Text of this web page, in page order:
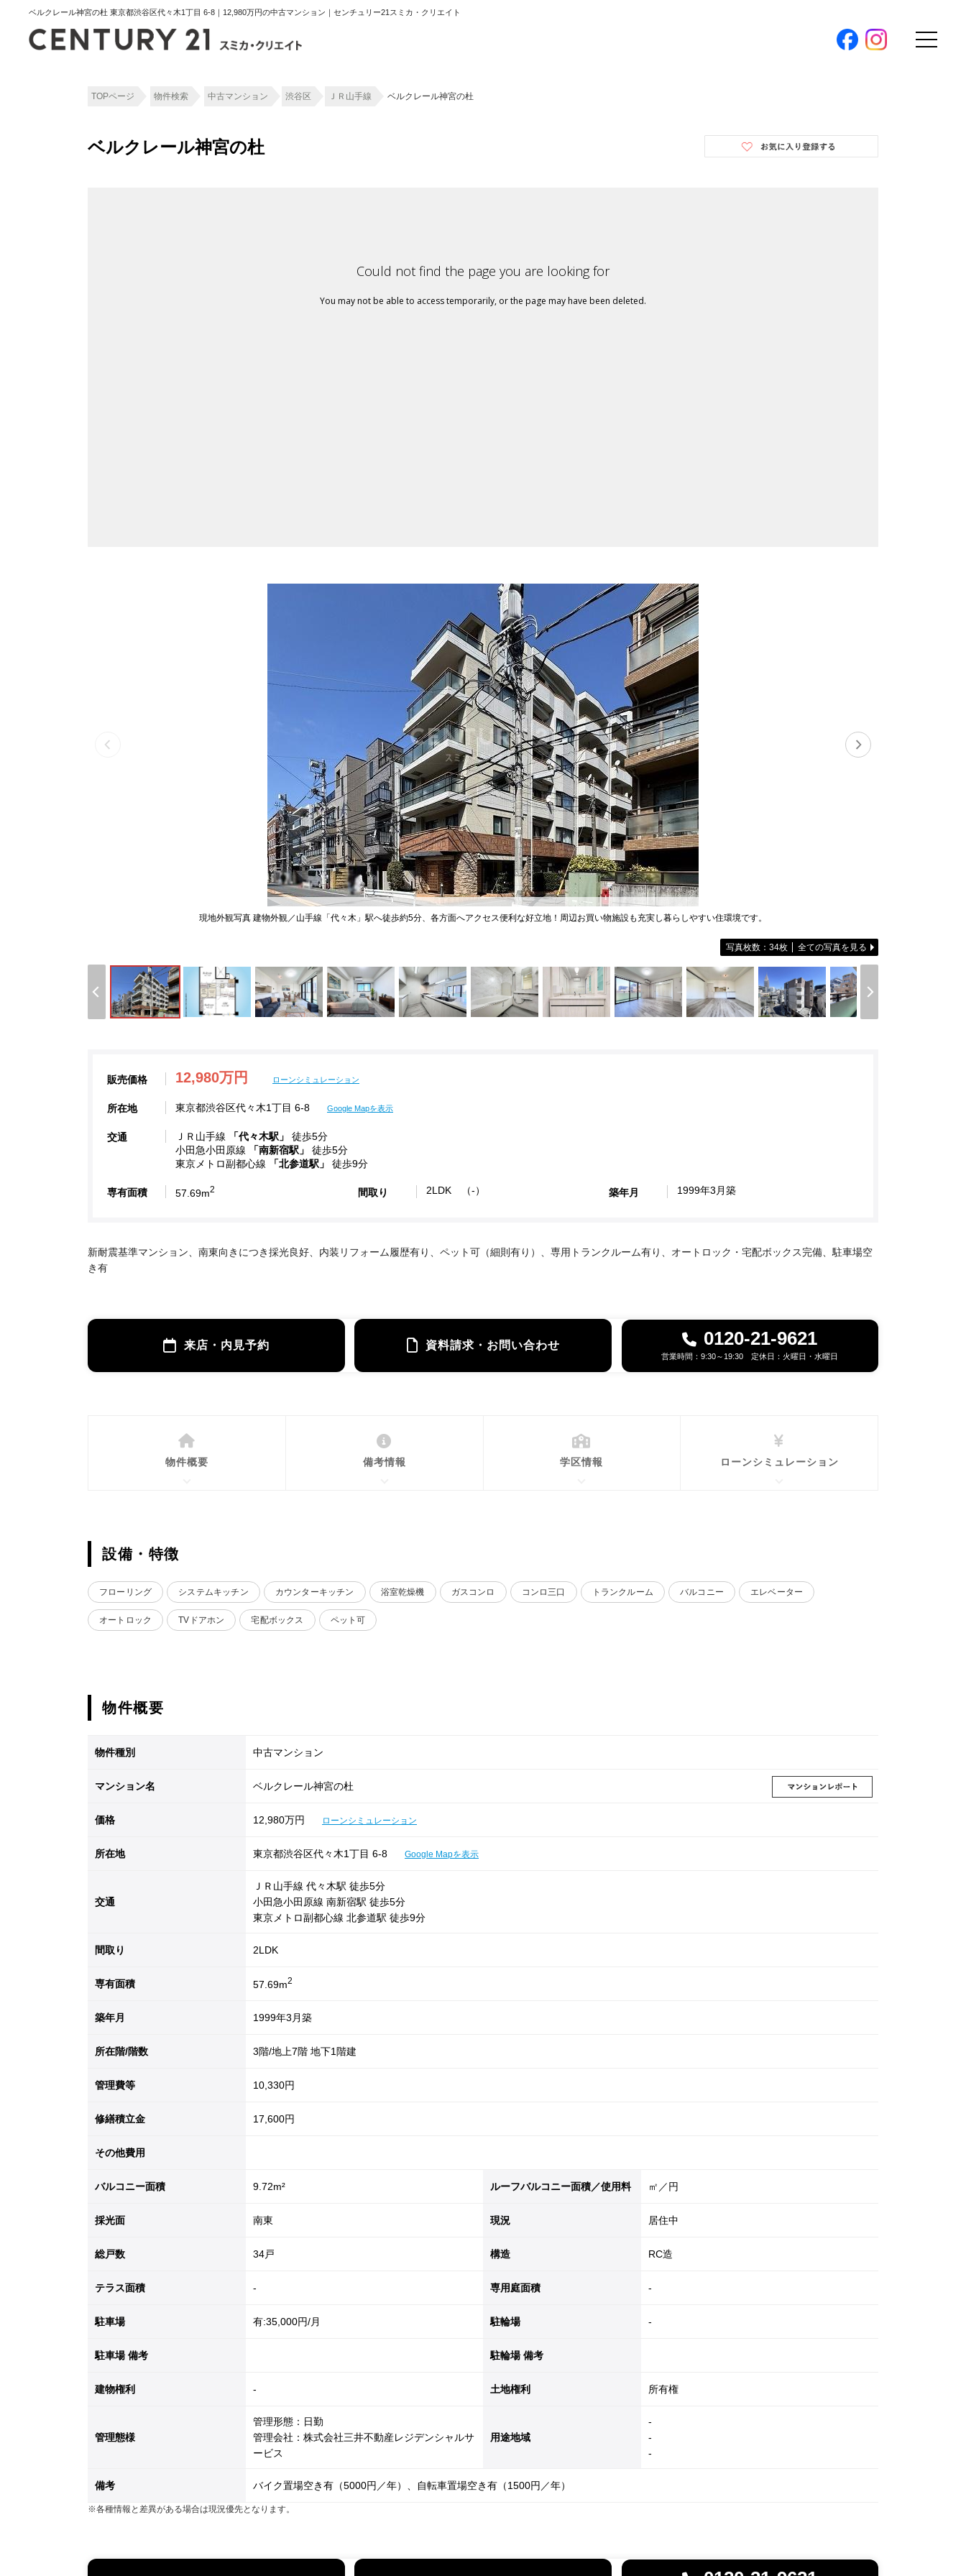
ベルクレール神宮の杜 東京都渋谷区代々木1丁目 6-8｜12,980万円の中古マンション｜センチュリー21スミカ・クリエイト
採用情報
地図から探す
TOPページ 物件検索 中古マンション 渋谷区 ＪＲ山手線 ベルクレール神宮の杜
ベルクレール神宮の杜
現地外観写真 建物外観／山手線「代々木」駅へ徒歩約5分、各方面へアクセス便利な好立地！周辺お買い物施設も充実し暮らしやすい住環境です。
写真枚数：34枚 全ての写真を見る
販売価格 12,980万円 ローンシミュレーション
所在地 東京都渋谷区代々木1丁目 6-8 Google Mapを表示
交通 ＪＲ山手線 「代々木駅」
徒歩5分
小田急小田原線
「南新宿駅」
徒歩5分
東京メトロ副都心線
「北参道駅」 徒歩9分
専有面積 57.69m2 間取り 2LDK （-） 築年月 1999年3月築
新耐震基準マンション、南東向きにつき採光良好、内装リフォーム履歴有り、ペット可（細則有り）、専用トランクルーム有り、オートロック・宅配ボックス完備、駐車場空
き有
来店・内見予約 資料請求・お問い合わせ 0120-21-9621
営業時間：9:30～19:30 定休日：火曜日・水曜日
物件概要 備考情報 学区情報 ローンシミュレーション
設備・特徴
フローリング システムキッチン カウンターキッチン 浴室乾燥機 ガスコンロ コンロ三口 トランクルーム バルコニー エレベーター
オートロック TVドアホン 宅配ボックス ペット可
物件概要
物件種別 中古マンション
マンション名 ベルクレール神宮の杜
価格 12,980万円 ローンシミュレーション
所在地 東京都渋谷区代々木1丁目 6-8 Google Mapを表示
交通
ＪＲ山手線 代々木駅 徒歩5分
小田急小田原線 南新宿駅 徒歩5分
東京メトロ副都心線 北参道駅 徒歩9分
間取り 2LDK
専有面積 57.69m2
築年月 1999年3月築
所在階/階数 3階/地上7階 地下1階建
管理費等 10,330円
修繕積立金 17,600円
その他費用
バルコニー面積 9.72m² ルーフバルコニー面積／使用料 ㎡／円
採光面 南東 現況 居住中
総戸数 34戸 構造 RC造
テラス面積 - 専用庭面積 -
駐車場 有:35,000円/月 駐輪場 -
駐車場 備考 駐輪場 備考
建物権利 - 土地権利 所有権
管理態様
管理形態：日勤
管理会社：株式会社三井不動産レジデンシャルサ
ービス
用途地域
-
-
-
備考 バイク置場空き有（5000円／年）、自転車置場空き有（1500円／年）
※各種情報と差異がある場合は現況優先となります。